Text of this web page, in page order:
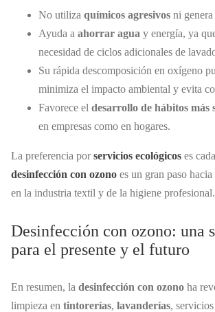
No utiliza químicos agresivos ni
Ayuda a ahorrar agua y energía, ya
necesidad de ciclos adicionales de
Su rápida descomposición en oxígeno
minimiza el impacto ambiental y evita
Favorece el desarrollo de hábitos más
en empresas como en hogares.
La preferencia porservicios ecológicos es
desinfección con ozono es un gran paso
en la industria textil y de la higiene profesional.
Desinfección con ozono: una
para el presente y el futuro
En resumen, la desinfección con ozono ha
limpieza en tintorerías, lavanderías,